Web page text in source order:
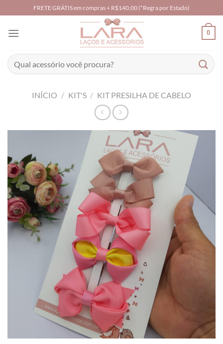
to
content
FRETE GRÁTIS em compras + R$140,00 (*Regra por Estado)
0
Pesquisar
por:
INÍCIO / KIT'S / KIT PRESILHA DE CABELO